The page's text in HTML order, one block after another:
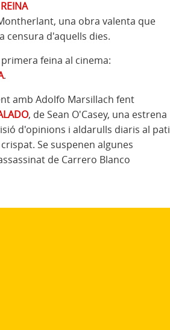
una obra valenta que
censura d'aquells dies.
feina al cinema:
.
amb Adolfo Marsillach fent
, de Sean O'Casey, una estrena
d'opinions i aldarulls diaris al pati
Se suspenen algunes
de Carrero Blanco